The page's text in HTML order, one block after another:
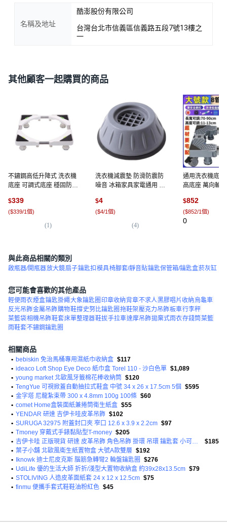
名稱及地址
酷澎股份有限公司
台灣台北市信義區信義路五段7號13樓之
一
其他顧客一起購買的商品
不鏽鋼高低升降式 洗衣機
底座 可調式底座 穩固防鏽,
$339
($339/1個)
(1)
洗衣機減震墊 防滑防震防
噪音 冰箱家具家電通用 穩
個
$4
($4/1個)
(4)
通用洗衣機底座
高底座 萬向輪
腳4雙輪鎖輪工
$852
($852/1個)
0
與此商品相關的類別
啟瓶器/開瓶器放大鏡扇子鑰匙扣 模具椅腳套/靜音貼鑰匙保管箱/鑰匙盒菸灰缸
您可能會喜歡的其他產品
輕便雨衣煙盒鑰匙掛繩大象鑰匙圈 印章收納背章不求人黑膠唱片收納 烏龜車
反光吊飾金屬吊飾購物鞋撐史努比鑰匙圈 拖鞋架壓克力吊飾板車行李秤
菜籃袋相機吊飾鞋套床單整理器鞋拔手拉車達摩吊飾拋棄式雨衣存錢筒菜籃
雨鞋套不鏽鋼鑰匙圈
相關商品
• bebiskin 免治馬桶專用濕紙巾收納盒 $117
• ideaco Loft Shop Eye Deco 紙巾盒 Torel 110 - 沙白色單 $1,089
• young market 北歐風牙籤棉花棒收納筒 $120
• TengYue 可視掀蓋自動抽拉式鞋盒 中號 34 x 26 x 17.5cm 5個 $595
• 金字塔 尼龍紮束帶 300 x 4.8mm 100g 100條 $60
• comet Home盒裝面紙兼捲筒衛生紙盒 $55
• YENDAR 研達 吉伊卡哇皮革吊飾 $102
• SURUGA 32975 附蓋封口夾 窄口 12.6 x 3.9 x 2.2cm $97
• Tmoney 穿戴式手錶黏貼型T-money $205
•
吉伊卡哇 正版現貨 研達 皮革吊飾 角色吊飾 掛環 吊環 鑰匙套 小可愛 小八貓 小兔兔 小桃 chiikawa
$185
• 葉子小舖 北歐風衛生紙置物盒 大號A款雙層 $192
•
Iknowk 迪士尼皮克斯 腦筋急轉彎2 輪盤鑰匙圈
$276
• UdiLife 優的生活大師 折折/淺型大置物收納盒 約39x28x13.5cm $79
• STOLIVING 人造皮革面紙套 24 x 12 x 12.5cm $75
• finmu 便攜手套式鞋鞋油粉紅色 $45